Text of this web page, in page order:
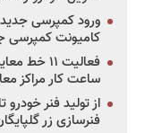
ورود کمپرسی
کامیونت کمپرسی جک
فعالیت
ساعت کار مراکز
از تولید فنر
فنرسازی زر